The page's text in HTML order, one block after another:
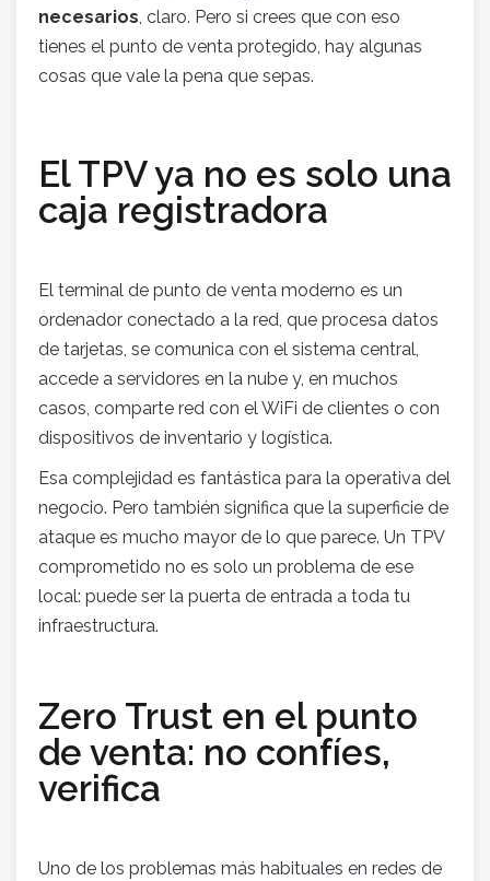
necesarios, claro. Pero si crees que con eso
tienes el punto de venta protegido, hay algunas
cosas que vale la pena que sepas.
El TPV ya no es solo una
caja registradora
El terminal de punto de venta moderno es un
ordenador conectado a la red, que procesa datos
de tarjetas, se comunica con el sistema central,
accede a servidores en la nube y, en muchos
casos, comparte red con el WiFi de clientes o con
dispositivos de inventario y logística.
Esa complejidad es fantástica para la operativa del
negocio. Pero también significa que la superficie de
ataque es mucho mayor de lo que parece. Un TPV
comprometido no es solo un problema de ese
local: puede ser la puerta de entrada a toda tu
infraestructura.
Zero Trust en el punto
de venta: no confíes,
verifica
Uno de los problemas más habituales en redes de